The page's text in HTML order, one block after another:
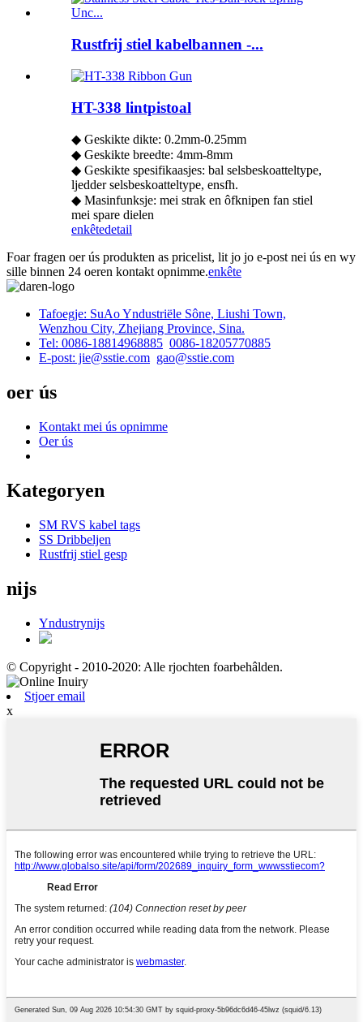
Rustfrij stiel kabelbannen -...
HT-338 lintpistoal
◆ Geskikte dikte: 0.2mm-0.25mm
◆ Geskikte breedte: 4mm-8mm
◆ Geskikte spesifikaasjes: bal selsbeskoatteltype,
ljedder selsbeskoatteltype, ensfh.
◆ Masinfunksje: mei strak en ôfknipen fan stiel
mei spare dielen
enkêtedetail
Foar fragen oer ús produkten as pricelist, lit jo jo e-post nei ús en wy
sille binnen 24 oeren kontakt opnimme.enkête
Tafoegje: SuAo Yndustriële Sône, Liushi Town,
Wenzhou City, Zhejiang Province, Sina.
Tel: 0086-18814968885 0086-18205770885
E-post: jie@sstie.com gao@sstie.com
oer ús
Kontakt mei ús opnimme
Oer ús
Kategoryen
SM RVS kabel tags
SS Dribbeljen
Rustfrij stiel gesp
nijs
Yndustrynijs
© Copyright - 2010-2020: Alle rjochten foarbehâlden.
Stjoer email
x